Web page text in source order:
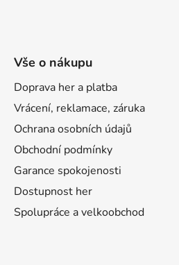
Vše o nákupu
Doprava her a platba
Vrácení, reklamace, záruka
Ochrana osobních údajů
Obchodní podmínky
Garance spokojenosti
Dostupnost her
Spolupráce a velkoobchod